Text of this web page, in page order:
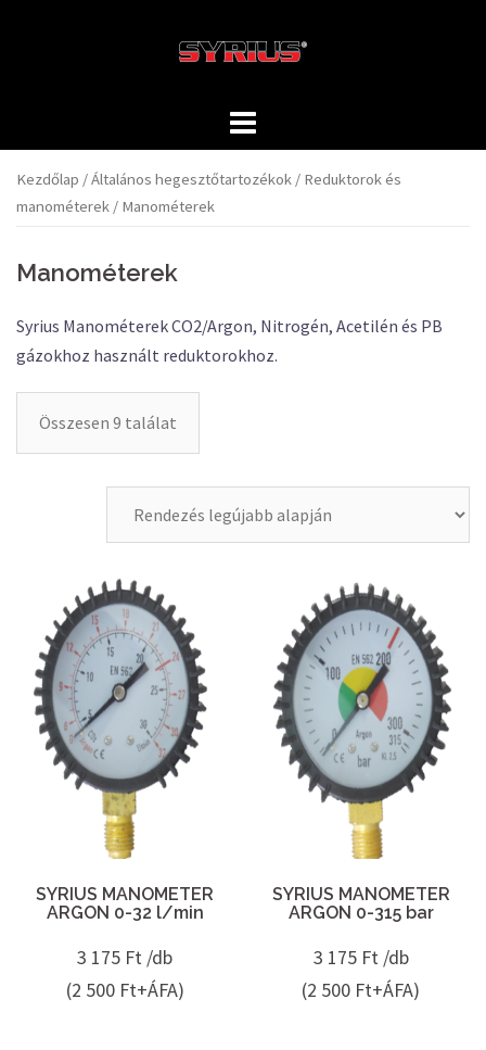
Kezdőlap /Általános hegesztőtartozékok / Reduktorok és
manométerek / Manométerek
Manométerek
Syrius Manométerek CO2/Argon, Nitrogén, Acetilén és PB
gázokhoz használt reduktorokhoz.
Összesen 9 találat
SYRIUS MANOMETER
ARGON 0-32 l/min
3 175 Ft /db
(2 500 Ft+ÁFA)
SYRIUS MANOMETER
ARGON 0-315 bar
3 175 Ft /db
(2 500 Ft+ÁFA)